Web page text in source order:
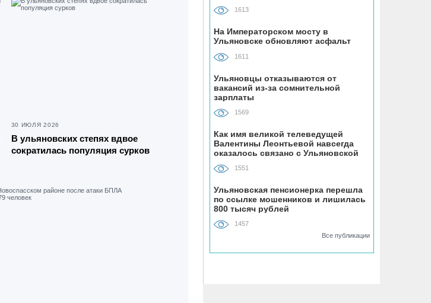
30 ИЮЛЯ 2026
В ульяновских степях вдвое
сократилась популяция сурков
06.08, 17:00
В ульяновской школе №7
устанавливают «умные» тренажёры с
QR-кодами
06.08, 16:22
В Ульяновске на месяц перекрыли
участок улицы Ефремова
06.08, 15:59
На здании травмпункта в Ульяновске
появилась мемориальная доска в
честь Рылеева
06.08, 15:29
Прокурор Теребунов нашёл
нарушения в ульяновской колонии
1613
На Императорском мосту в
Ульяновске обновляют асфальт
1611
Ульяновцы отказываются от
вакансий из-за сомнительной
зарплаты
1569
Как имя великой телеведущей
Валентины Леонтьевой навсегда
оказалось связано с Ульяновской
областью
1551
Ульяновская пенсионерка перешла
по ссылке мошенников и лишилась
800 тысяч рублей
1457
Все публикации